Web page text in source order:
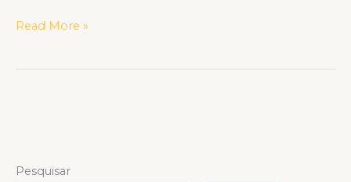
Read More »
Pesquisar